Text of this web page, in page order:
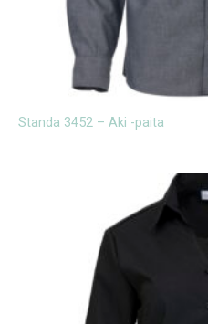
Standa 3452 – Aki -paita